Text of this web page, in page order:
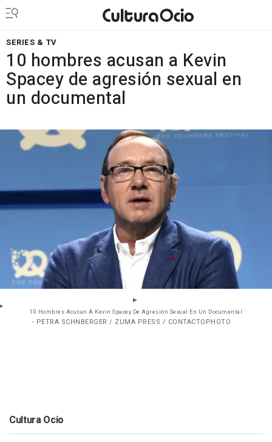
SERIES & TV
10 hombres acusan a Kevin
Spacey de agresión sexual en
un documental
10 Hombres Acusan A Kevin Spacey De Agresión Sexual En Un Documental
- PETRA SCHNBERGER / ZUMA PRESS / CONTACTOPHOTO
Cultura Ocio